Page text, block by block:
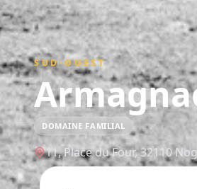
SUD-OUEST
DOMAINE FAMILIAL
11, Place du Four,32110